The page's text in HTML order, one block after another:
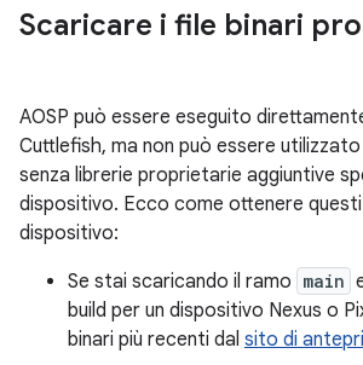
Scaricare i file binari
AOSP può essere eseguito
Cuttlefish, ma non può essere
senza librerie proprietarie aggiuntive
dispositivo. Ecco come ottenere questi
dispositivo:
Se stai scaricando il ramo main
build per un dispositivo Nexus o
binari più recenti dal sito di